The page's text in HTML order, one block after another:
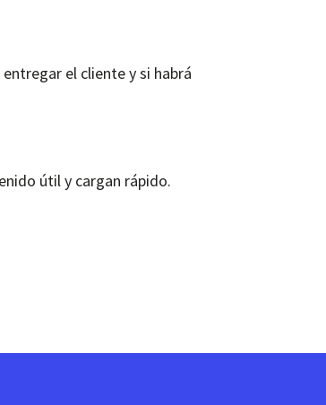
el cliente y si habrá
útil y cargan rápido.